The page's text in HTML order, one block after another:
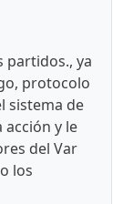
partidos., ya
protocolo
sistema de
y le
del Var
los